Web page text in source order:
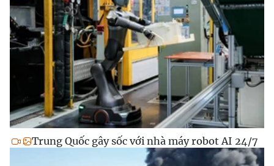
Trung Quốc gây sốc với nhà máy robot AI 24/7